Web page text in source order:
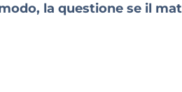
la questione se il